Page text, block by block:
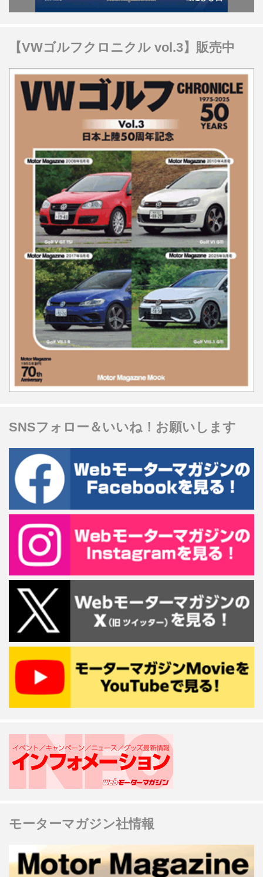
【VWゴルフクロニクル vol.3】販売中
SNSフォロー＆いいね！お願いします
モーターマガジン社情報